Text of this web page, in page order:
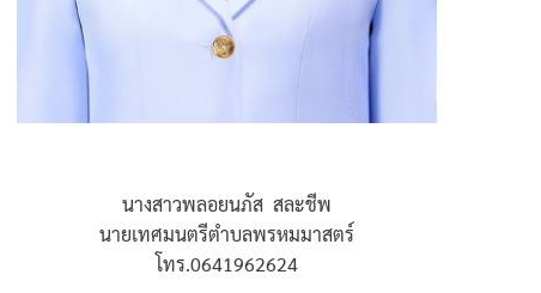
นางสาวพลอยนภัส สละชีพ
นายเทศมนตรีตำบลพรหมมาสตร์
โทร.0641962624